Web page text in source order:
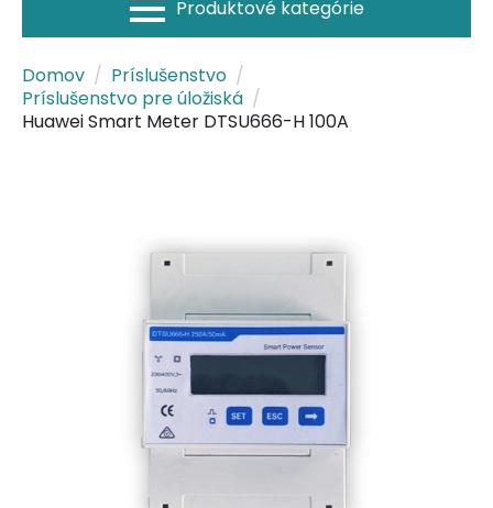
Domov
Príslušenstvo
Príslušenstvo pre úložiská
Huawei Smart Meter DTSU666-H 100A